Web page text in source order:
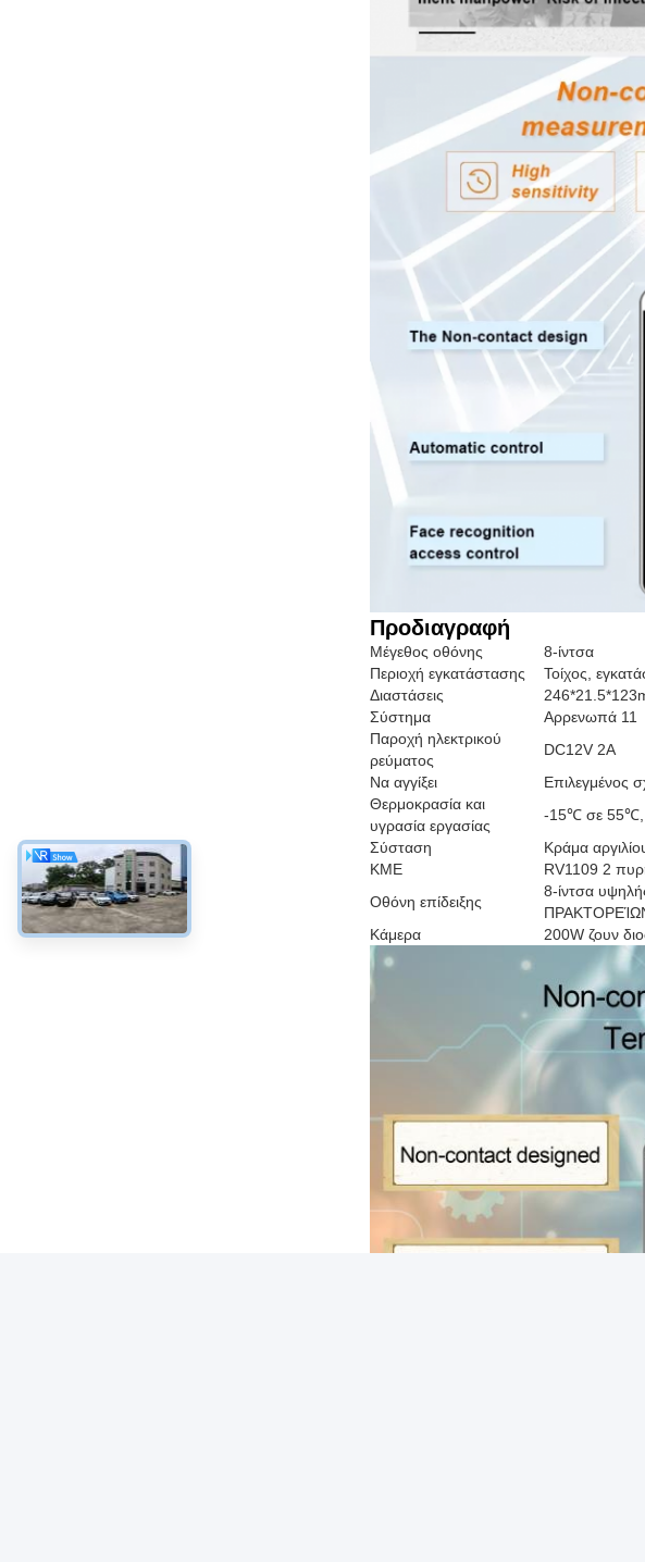
Προδιαγραφή
Μέγεθος οθόνης
8-ίντσα
Περιοχή εγκατάστασης
Τοίχος,
Διαστάσεις
Σύστημα
Αρρενωπά 11
Παροχή ηλεκτρικού
ρεύματος
DC12V 2A
Να αγγίξει
Επιλεγμένος
Θερμοκρασία και
υγρασία εργασίας
-15℃ σε 55℃,
Σύσταση
Κράμα
ΚΜΕ
RV1109 2
Οθόνη επίδειξης
8-ίντσα
Κάμερα
200W ζουν